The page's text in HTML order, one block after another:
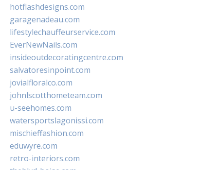
hotflashdesigns.com
garagenadeau.com
lifestylechauffeurservice.com
EverNewNails.com
insideoutdecoratingcentre.com
salvatoresinpoint.com
jovialfloralco.com
johnlscotthometeam.com
u-seehomes.com
watersportslagonissi.com
mischieffashion.com
eduwyre.com
retro-interiors.com